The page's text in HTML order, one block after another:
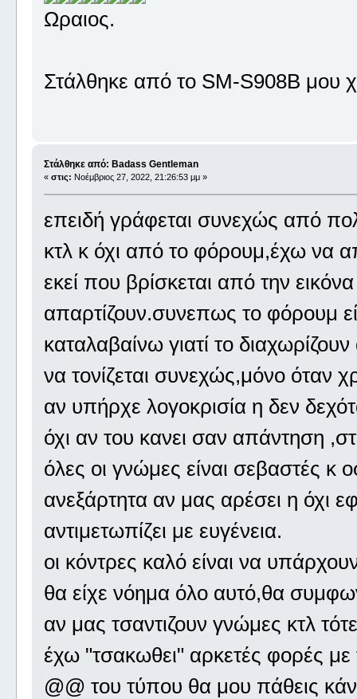
Ωραιος.
Στάλθηκε από το SM-S908B μου
Στάλθηκε από: Badass Gentleman
« στις: Νοέμβριος 27, 2022, 21:26:53 μμ »
επειδή γράφεται συνεχώς από
κτλ κ όχι από το φόρουμ,έχω να
εκεί που βρίσκεται από την
απαρτίζουν.συνεπως το φόρουμ
καταλαβαίνω γιατί το
να τονίζεται συνεχώς,μόνο όταν
αν υπήρχε λογοκρισία η δεν
όχι αν του κανει σαν απάντηση
όλες οι γνώμες είναι σεβαστές κ
ανεξάρτητα αν μας αρέσει η όχι
αντιμετωπίζει με ευγένεια.
οι κόντρες καλό είναι να
θα είχε νόημα όλο αυτό,θα
αν μας τσαντιζουν γνώμες κτλ
έχω "τσακωθει" αρκετές φορές
@@ του τύπου θα μου πάθεις